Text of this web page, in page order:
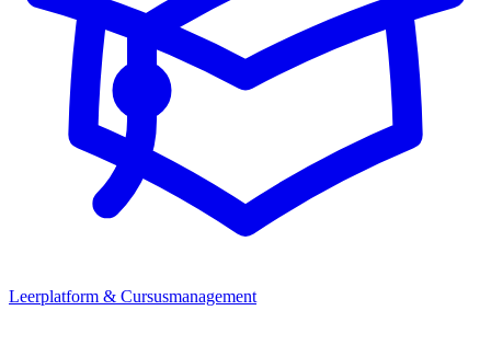
Leerplatform & Cursusmanagement